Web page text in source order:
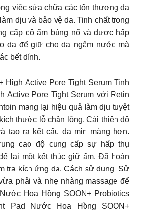
việc sửa chữa các tổn thương da
dịu và bảo vệ da. Tinh chất trong
cấp độ ẩm bùng nổ và được hấp
da để giữ cho da ngậm nước mà
bết dính.
High Active Pore Tight Serum Tinh
Active Pore Tight Serum với Retin
mang lại hiệu quả làm dịu tuyệt
thước lỗ chân lông. Cải thiện độ
tạo ra kết cấu da mịn màng hơn.
cao độ cung cấp sự hấp thụ
lại một kết thúc giữ ẩm. Đã hoàn
tra kích ứng da. Cách sử dụng: Sử
phải và nhẹ nhàng massage để
Hoa Hồng SOON+ Probiotics
Pad Nước Hoa Hồng SOON+